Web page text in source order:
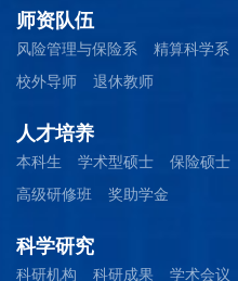
师资队伍
风险管理与保险系 精算科学系
校外导师
退休教师
人才培养
本科生 学术型硕士 保险硕士
高级研修班
奖助学金
科学研究
科研机构 科研成果 学术会议